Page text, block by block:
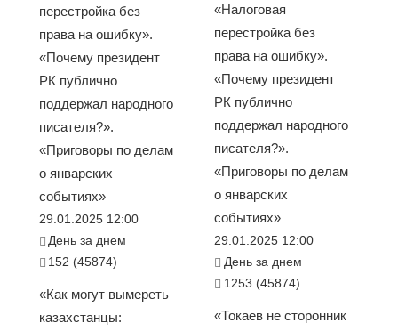
перестройка без
права на ошибку».
«Почему президент
РК публично
поддержал народного
писателя?».
«Приговоры по делам
о январских
событиях»
29.01.2025 12:00
День за днем
152 (45874)
«Как могут вымереть
казахстанцы:
«Налоговая
перестройка без
права на ошибку».
«Почему президент
РК публично
поддержал народного
писателя?».
«Приговоры по делам
о январских
событиях»
29.01.2025 12:00
День за днем
1253 (45874)
«Токаев не сторонник